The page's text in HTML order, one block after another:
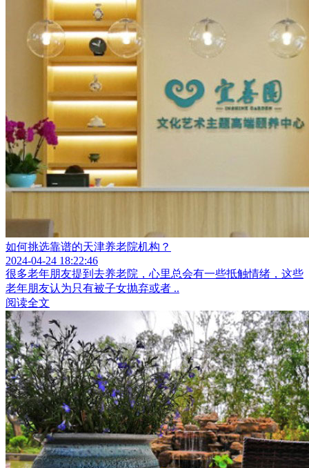
如何挑选靠谱的天津养老院机构？
2024-04-24 18:22:46
很多老年朋友提到去养老院，心里总会有一些抵触情绪，这些
老年朋友认为只有被子女抛弃或者 ..
阅读全文